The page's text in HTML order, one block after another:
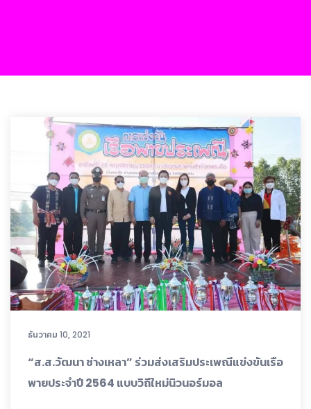
ธันวาคม 10, 2021
“ส.ส.วัฒนา ช่างเหลา” ร่วมส่งเสริมประเพณีแข่งขันเรือ
พายประจำปี 2564 แบบวิถีใหม่นิวนอร์มอล